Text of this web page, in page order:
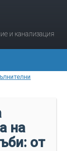
и канализация
на
от